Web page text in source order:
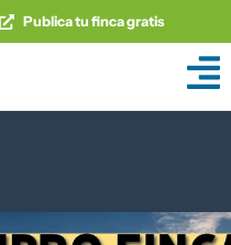
Publica tu finca gratis